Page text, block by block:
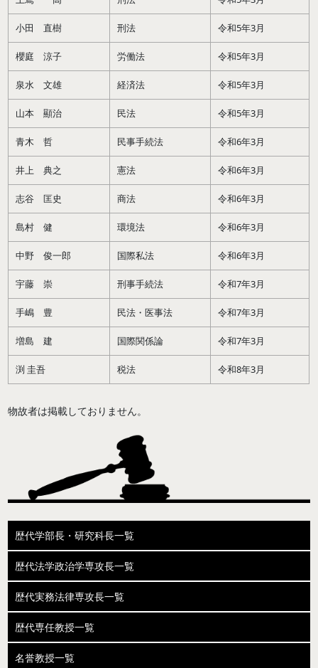
小田 直樹 刑法 令和5年3月
櫻庭 涼子 労働法 令和5年3月
泉水 文雄 経済法 令和5年3月
山本 顯治 民法 令和5年3月
青木 哲 民事手続法 令和6年3月
井上 典之 憲法 令和6年3月
志谷 匡史 商法 令和6年3月
島村 健 環境法 令和6年3月
中野 俊一郎 国際私法 令和6年3月
宇藤 崇 刑事手続法 令和7年3月
手嶋 豊 民法・医事法 令和7年3月
増島 建 国際関係論 令和7年3月
渕 圭吾 税法 令和8年3月
物故者は掲載しておりません。
歴代学部長・研究科長一覧
歴代法学政治学専攻長一覧
歴代実務法律専攻長一覧
歴代専任教授一覧
名誉教授一覧